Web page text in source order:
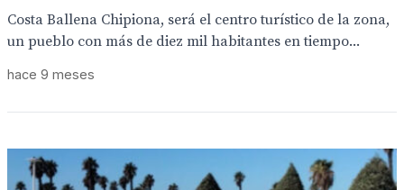
Costa Ballena Chipiona, será el centro turístico de la zona,
un pueblo con más de diez mil habitantes en tiempo...
hace 9 meses